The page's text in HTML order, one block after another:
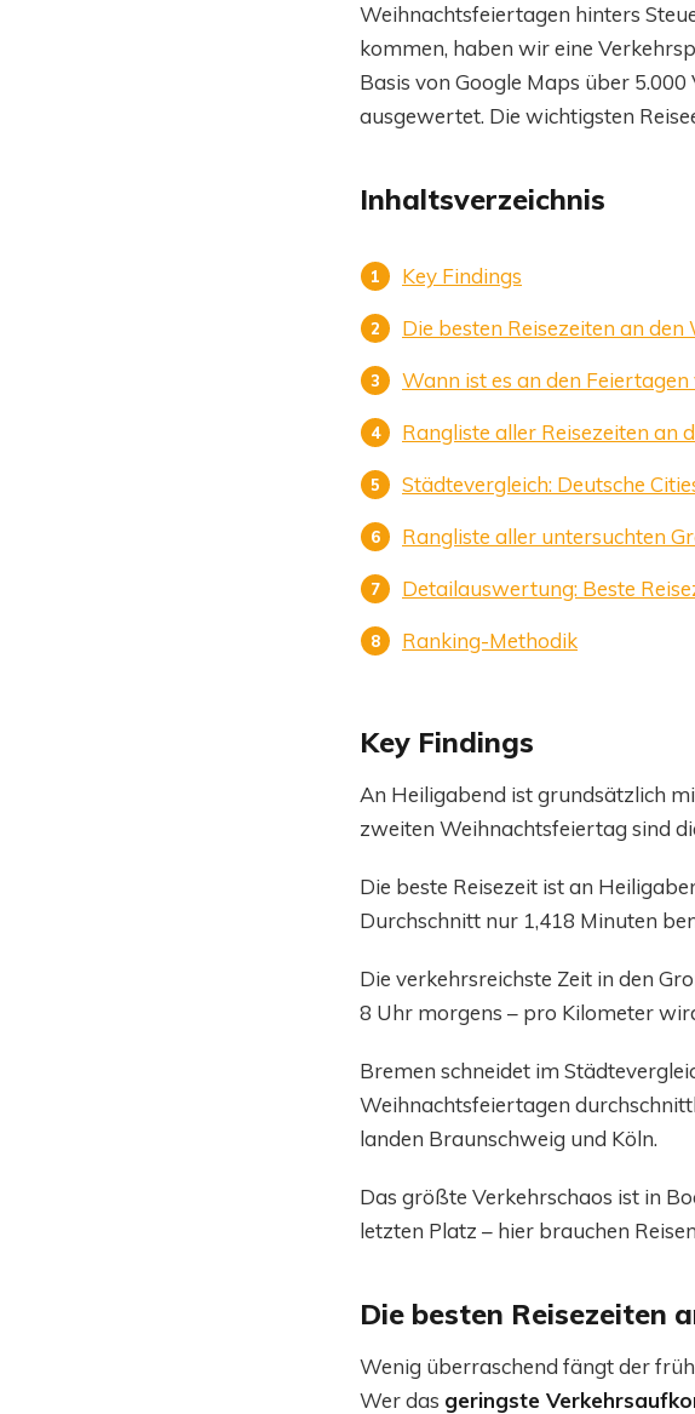
Weihnachtsfeiertagen hinters
kommen, haben wir eine
Basis von Google Maps über
ausgewertet. Die wichtigsten
Inhaltsverzeichnis
Key Findings
Die besten Reisezeiten an
Wann ist es an den
Rangliste aller Reisezeiten an
Städtevergleich: Deutsche
Rangliste aller untersuchten
Detailauswertung: Beste
Ranking-Methodik
Key Findings
An Heiligabend ist grundsätzlich
zweiten Weihnachtsfeiertag sind
Die beste Reisezeit ist an
Durchschnitt nur 1,418 Minuten
Die verkehrsreichste Zeit in den
8 Uhr morgens – pro Kilometer
Bremen schneidet im
Weihnachtsfeiertagen
landen Braunschweig und Köln.
Das größte Verkehrschaos ist in
letzten Platz – hier brauchen
Die besten Reisezeiten
Wenig überraschend fängt der
Wer das geringste